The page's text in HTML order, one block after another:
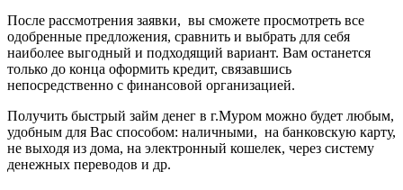
После рассмотрения заявки, вы сможете просмотреть все
одобренные предложения, сравнить и выбрать для себя
наиболее выгодный и подходящий вариант. Вам останется
только до конца оформить кредит, связавшись
непосредственно с финансовой организацией.
Получить быстрый займ денег в г.Муром можно будет любым,
удобным для Вас способом: наличными, на банковскую карту,
не выходя из дома, на электронный кошелек, через систему
денежных переводов и др.